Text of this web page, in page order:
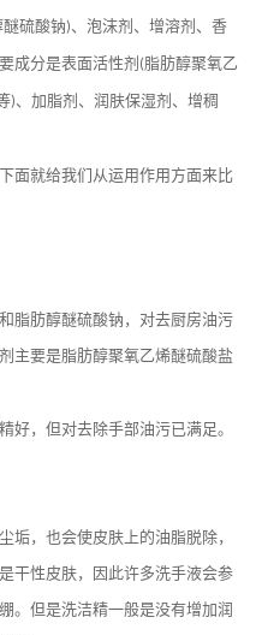
醚硫酸钠)、泡沫剂、增溶剂、香
成分是表面活性剂 ( 脂肪醇聚氧乙
)、加脂剂、润肤保湿剂、增稠
面就给我们从运用作用方面来比
脂肪醇醚硫酸钠，对去厨房油污
主要是脂肪醇聚氧乙烯醚硫酸盐
好，但对去除手部油污已满足。
垢，也会使皮肤上的油脂脱除，
干性皮肤，因此许多洗手液会参
。但是洗洁精一般是没有增加润